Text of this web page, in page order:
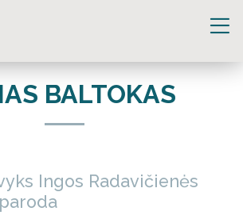
BALTOKAS
Ingos Radavičienės